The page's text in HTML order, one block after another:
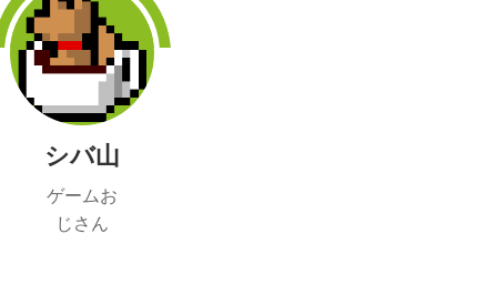
シバ山
ゲームお
じさん